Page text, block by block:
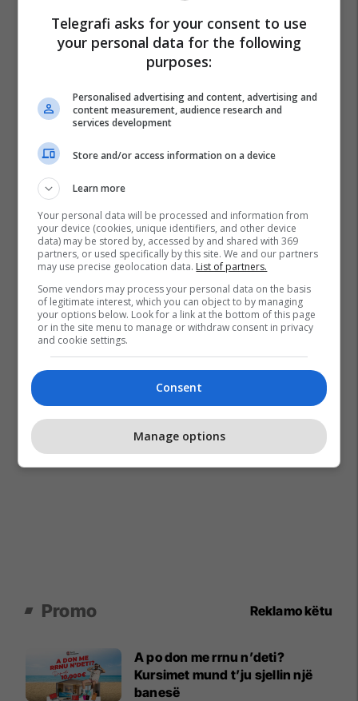
Promo Reklamo këtu
A po don me rrnu n’deti?
Kursimet mund t’ju sjellin një
banesë
Telegrafi asks for your consent to use
your personal data for the following
purposes:
Personalised advertising and content, advertising and
content measurement, audience research and
services development
Store and/or access information on a device
Learn more
Your personal data will be processed and information from
your device (cookies, unique identifiers, and other device
data) may be stored by, accessed by and shared with 369
partners, or used specifically by this site. We and our partners
may use precise geolocation data. List of partners.
Some vendors may process your personal data on the basis
of legitimate interest, which you can object to by managing
your options below. Look for a link at the bottom of this page
or in the site menu to manage or withdraw consent in privacy
and cookie settings.
Consent
Manage options